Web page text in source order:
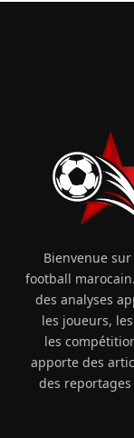
Bienvenue
football
des analyses
les joueurs,
les
apporte des
des